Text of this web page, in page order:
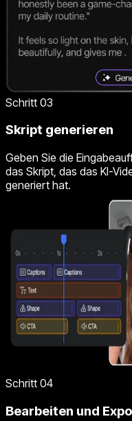
Schritt 03
Skript generieren
Geben Sie die
das Skript, das das KI-
generiert hat.
Schritt 04
Bearbeiten und